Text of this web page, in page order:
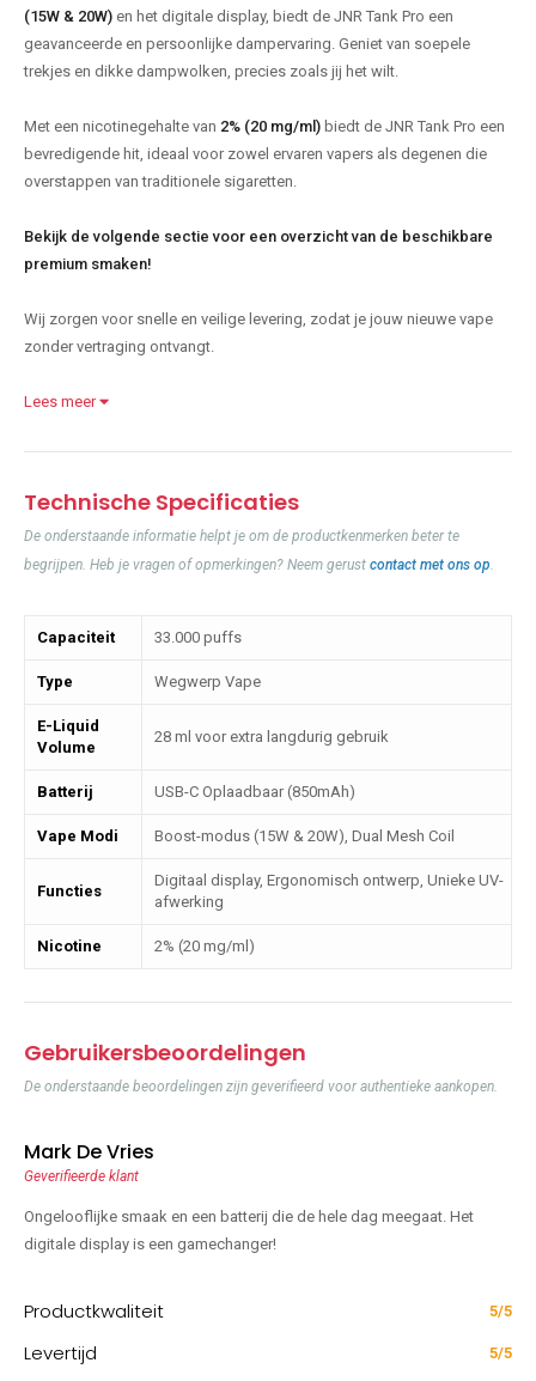
(15W & 20W) en het digitale display, biedt de JNR Tank Pro een
geavanceerde en persoonlijke dampervaring. Geniet van soepele
trekjes en dikke dampwolken, precies zoals jij het wilt.
Met een nicotinegehalte van 2% (20 mg/ml) biedt de JNR Tank Pro een
bevredigende hit, ideaal voor zowel ervaren vapers als degenen die
overstappen van traditionele sigaretten.
Bekijk de volgende sectie voor een overzicht van de beschikbare
premium smaken!
Wij zorgen voor snelle en veilige levering, zodat je jouw nieuwe vape
zonder vertraging ontvangt.
Lees meer
Technische Specificaties
De onderstaande informatie helpt je om de productkenmerken beter te
begrijpen. Heb je vragen of opmerkingen? Neem gerust contact met ons op.
Capaciteit 33.000 puffs
Type Wegwerp Vape
E-Liquid
Volume
28 ml voor extra langdurig gebruik
Batterij USB-C Oplaadbaar (850mAh)
Vape Modi Boost-modus (15W & 20W), Dual Mesh Coil
Functies
Digitaal display, Ergonomisch ontwerp, Unieke UV-
afwerking
Nicotine 2% (20 mg/ml)
Gebruikersbeoordelingen
De onderstaande beoordelingen zijn geverifieerd voor authentieke aankopen.
Mark De Vries
Geverifieerde klant
Ongelooflijke smaak en een batterij die de hele dag meegaat. Het
digitale display is een gamechanger!
Productkwaliteit 5/5
Levertijd 5/5